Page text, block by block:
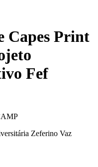
Capes Print
Fef
Zeferino Vaz